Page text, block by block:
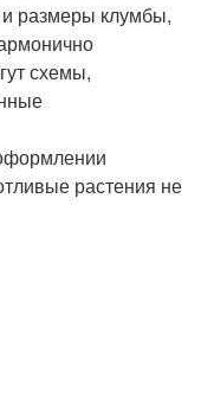
размеры клумбы,
схемы,
растения не